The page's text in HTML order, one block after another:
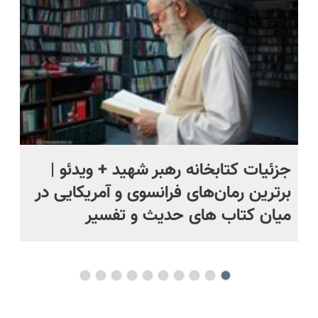
قسطی
اقساطی😍
جزئیات کتابخانه رهبر شهید + ویدئو |
برترین رمان‌های فرانسوی و آمریکایی در
میان کتاب های حدیث و تفسیر